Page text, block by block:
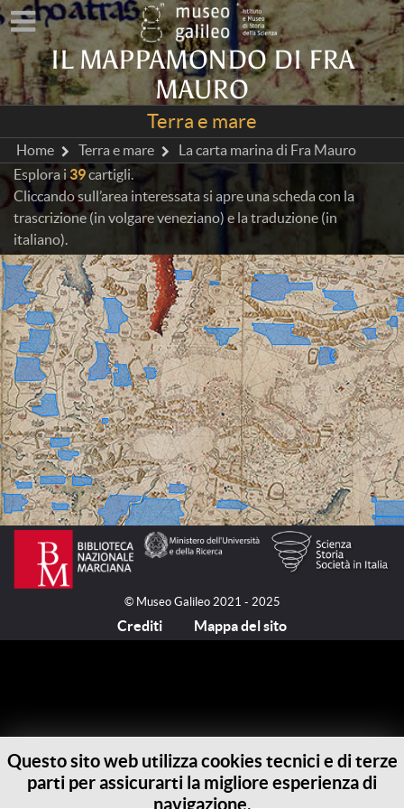
IL MAPPAMONDO DI FRA
MAURO
Terra e mare
Home Terra e mare
La carta marina di Fra Mauro
Esplora i 39cartigli.
Cliccando sull’area interessata si apre una scheda con la
trascrizione (in volgare veneziano) e la traduzione (in
italiano).
© Museo Galileo 2021 - 2025
Crediti Mappa del sito
Questo sito web utilizza cookies tecnici e di terze
parti per assicurarti la migliore esperienza di
navigazione.